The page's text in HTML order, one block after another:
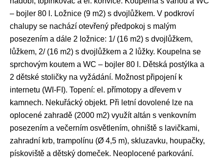
– bojler 80 l. Ložnice (9 m2) s dvojlůžkem. V podkroví
chalupy se nachází otevřený předpokoj s malým
posezením a dále 2 ložnice: 1/ (16 m2) s dvojlůžkem,
lůžkem, 2/ (16 m2) s dvojlůžkem a 2 lůžky. Koupelna se
sprchovým koutem a WC – bojler 80 l. Dětská postýlka a
2 dětské stoličky na vyžádání. Možnost připojení k
internetu (WI-FI). Topení: el. přímotopy a dřevem v
kamnech. Nekuřácký objekt. Při letní dovolené lze na
oplocené zahradě (2000 m2) využít altán s venkovním
posezením a večerním osvětlením, ohniště s lavičkami,
zahradní krb, trampolínu (Ø 4,5 m), skluzavku, houpačky,
pískoviště a dětský domeček. Neoplocené parkování.